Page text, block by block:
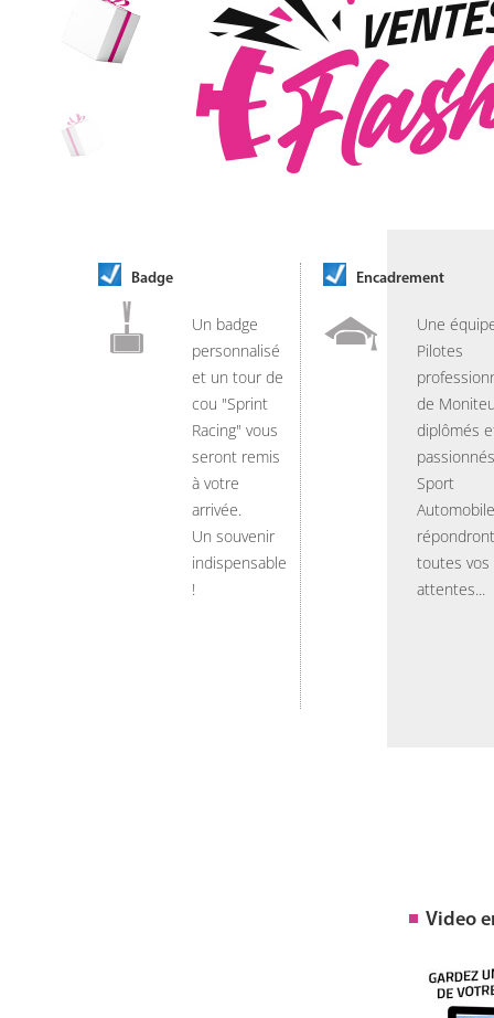
Badge
Un badge
personnalisé
et un tour de
cou "Sprint
Racing" vous
seront remis
à votre
arrivée.
Un souvenir
indispensable
!
Encadrement
Une
Pilotes
de
diplômés
Sport
Automobile
toutes vos
attentes...
Video